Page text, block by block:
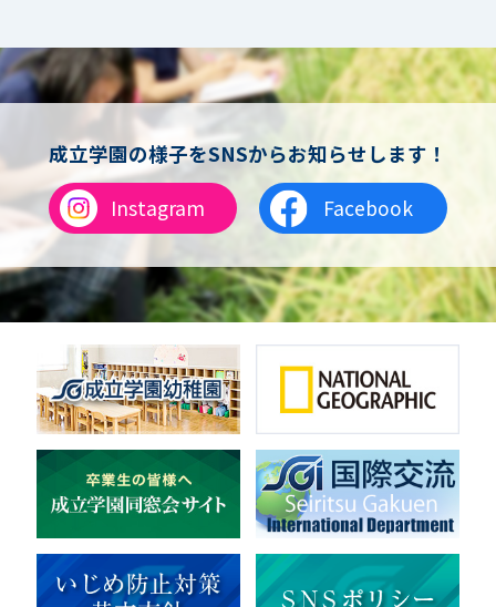
女子バスケットボール
男女バスケットボール（中学）
男子バドミントン
女子バドミントン
チアリーディング
総合格闘技
合気道
女子テニス
男子バレーボール
体操
ダンス
英会話
音楽（コーラス）
地域ボランティア
美術
マルチメディア
ライフワーク
新日本芸能
宇宙探究
赤門倶楽部
成立学園の様子をSNSからお知らせします！
Instagram
Facebook